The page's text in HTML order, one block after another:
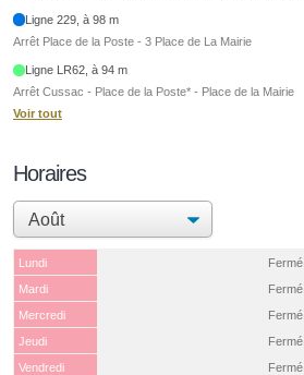
Ligne 229, à 98 m
Arrêt Place de la Poste - 3 Place de La Mairie
Ligne LR62, à 94 m
Arrêt Cussac - Place de la Poste* - Place de la Mairie
Voir tout
Horaires
Lundi
Fermé
Mardi
Fermé
Mercredi
Fermé
Jeudi
Fermé
Vendredi
Fermé